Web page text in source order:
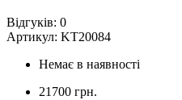
Відгуків: 0
Артикул: KT20084
Немає в наявності
21700 грн.